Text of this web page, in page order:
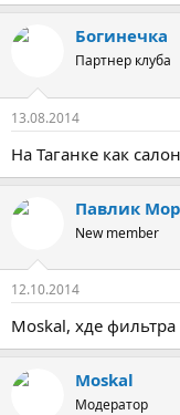
Богинечка
Партнер клуба
13.08.2014
На Таганке как
Павлик
New member
12.10.2014
Moskal, хде
Moskal
Модератор